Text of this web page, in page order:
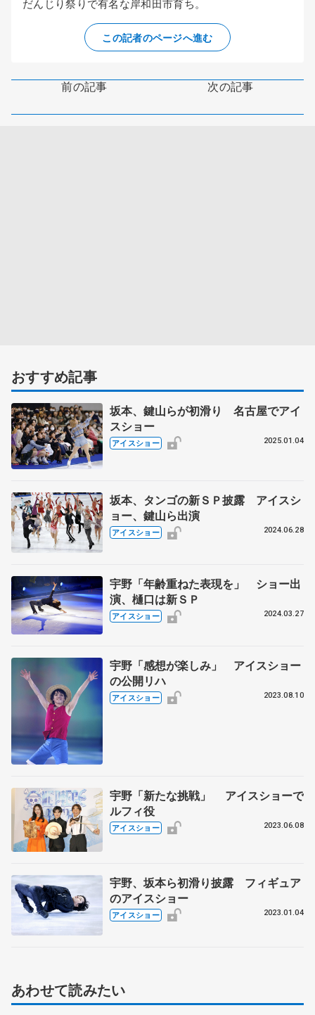
だんじり祭りで有名な岸和田市育ち。
この記者のページへ進む
前の記事 次の記事
おすすめ記事
坂本、鍵山らが初滑り 名古屋でアイ
スショー
アイスショー 2025.01.04
坂本、タンゴの新ＳＰ披露 アイスシ
ョー、鍵山ら出演
アイスショー 2024.06.28
宇野「年齢重ねた表現を」 ショー出
演、樋口は新ＳＰ
アイスショー 2024.03.27
宇野「感想が楽しみ」 アイスショー
の公開リハ
アイスショー 2023.08.10
宇野「新たな挑戦」 アイスショーで
ルフィ役
アイスショー 2023.06.08
宇野、坂本ら初滑り披露 フィギュア
のアイスショー
アイスショー 2023.01.04
あわせて読みたい